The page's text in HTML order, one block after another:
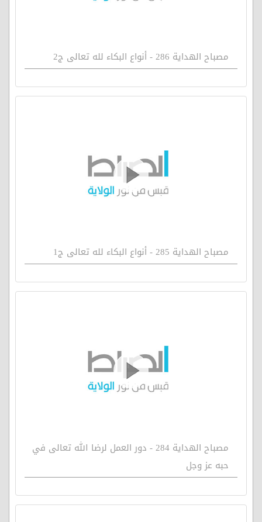
مصباح الهداية 286 - أنواع البكاء لله تعالى ج2
مصباح الهداية 285 - أنواع البكاء لله تعالى ج1
مصباح الهداية 284 - دور العمل لرضا الله تعالى في
حبه عز وجل